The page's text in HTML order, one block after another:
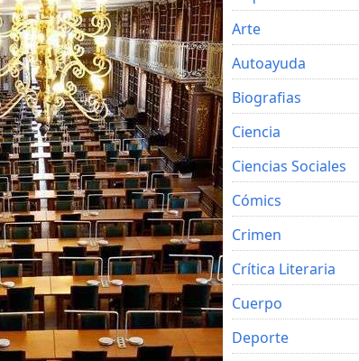
Arte
Autoayuda
Biografias
Ciencia
Ciencias Sociales
Cómics
Crimen
Crítica Literaria
Cuerpo
Deporte